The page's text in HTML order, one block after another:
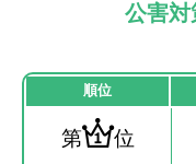
公害対
順位
第 位